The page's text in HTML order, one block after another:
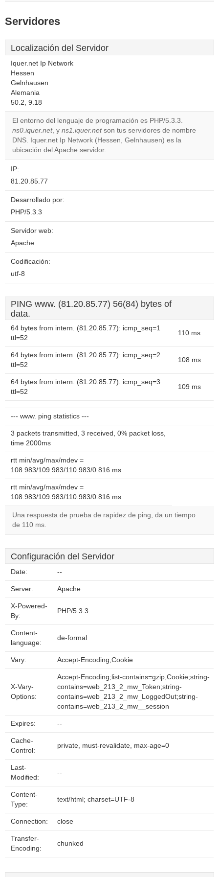
Servidores
Localización del Servidor
Iquer.net Ip Network
Hessen
Gelnhausen
Alemania
50.2, 9.18
correctly.
Do you
own this
El entorno del lenguaje de programación es PHP/5.3.3.
ns0.iquer.net, y ns1.iquer.netson tus servidores de nombre
DNS. Iquer.net Ip Network (Hessen, Gelnhausen) es la
ubicación del Apache servidor.
IP:
81.20.85.77
Desarrollado por:
PHP/5.3.3
Servidor web:
Apache
Codificación:
utf-8
PING www. (81.20.85.77) 56(84) bytes of
data.
64 bytes from intern. (81.20.85.77): icmp_seq=1
ttl=52
110 ms
64 bytes from intern. (81.20.85.77): icmp_seq=2
ttl=52
108 ms
64 bytes from intern. (81.20.85.77): icmp_seq=3
ttl=52
109 ms
--- www. ping statistics ---
3 packets transmitted, 3 received, 0% packet loss,
time 2000ms
rtt min/avg/max/mdev =
108.983/109.983/110.983/0.816 ms
rtt min/avg/max/mdev =
108.983/109.983/110.983/0.816 ms
Una respuesta de prueba de rapidez de ping, da un tiempo
de 110 ms.
Configuración del Servidor
Date: --
Server: Apache
X-Powered-
By:
PHP/5.3.3
Content-
language:
de-formal
Vary: Accept-Encoding,Cookie
X-Vary-
Options:
Accept-Encoding;list-contains=gzip,Cookie;string-
contains=web_213_2_mw_Token;string-
contains=web_213_2_mw_LoggedOut;string-
contains=web_213_2_mw__session
Expires: --
Cache-
Control:
private, must-revalidate, max-age=0
Last-
Modified:
--
Content-
Type:
text/html; charset=UTF-8
Connection: close
Transfer-
Encoding:
chunked